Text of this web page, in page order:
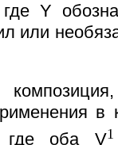
Y
или
в
где оба V1